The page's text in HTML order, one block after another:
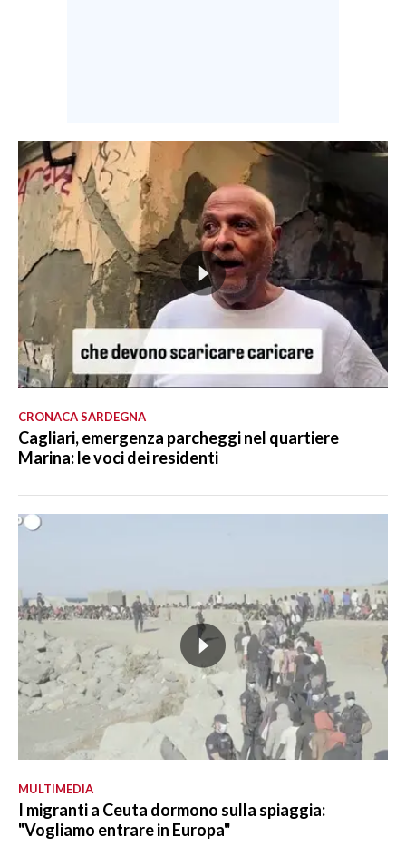
CRONACA SARDEGNA
Cagliari, emergenza parcheggi nel quartiere
Marina: le voci dei residenti
MULTIMEDIA
I migranti a Ceuta dormono sulla spiaggia:
"Vogliamo entrare in Europa"